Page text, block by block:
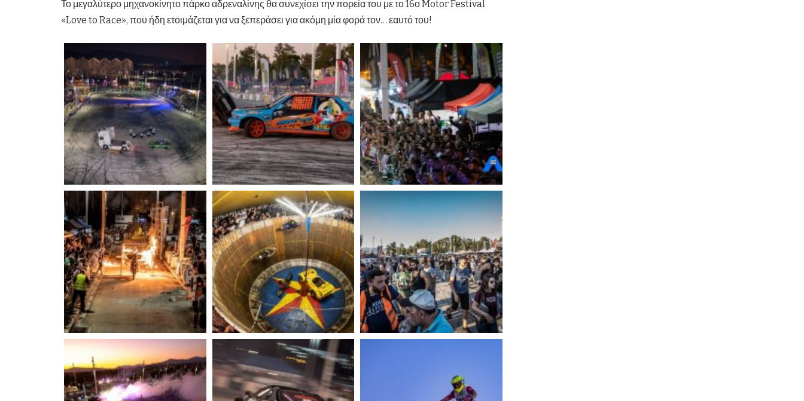
Το μεγαλύτερο μηχανοκίνητο πάρκο αδρεναλίνης θα συνεχίσει την πορεία του με το 16ο Motor Festival
«Love to Race», που ήδη ετοιμάζεται για να ξεπεράσει για ακόμη μία φορά τον… εαυτό του!